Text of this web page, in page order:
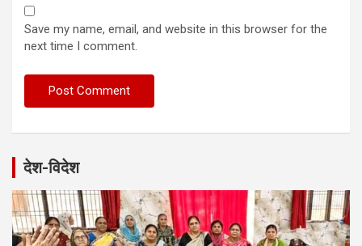
Save my name, email, and website in this browser for the
next time I comment.
देश-विदेश